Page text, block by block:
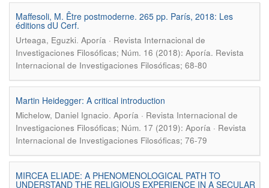
Maffesoli, M. Être postmoderne. 265 pp. París, 2018: Les
éditions dU Cerf.
Urteaga, Eguzki. Aporía · Revista Internacional de
Investigaciones Filosóficas; Núm. 16 (2018): Aporía. Revista
Internacional de Investigaciones Filosóficas; 68-80
Martin Heidegger: A critical introduction
Michelow, Daniel Ignacio. Aporía · Revista Internacional de
Investigaciones Filosóficas; Núm. 17 (2019): Aporía · Revista
Internacional de Investigaciones Filosóficas; 76-79
MIRCEA ELIADE: A PHENOMENOLOGICAL PATH TO
UNDERSTAND THE RELIGIOUS EXPERIENCE IN A SECULAR